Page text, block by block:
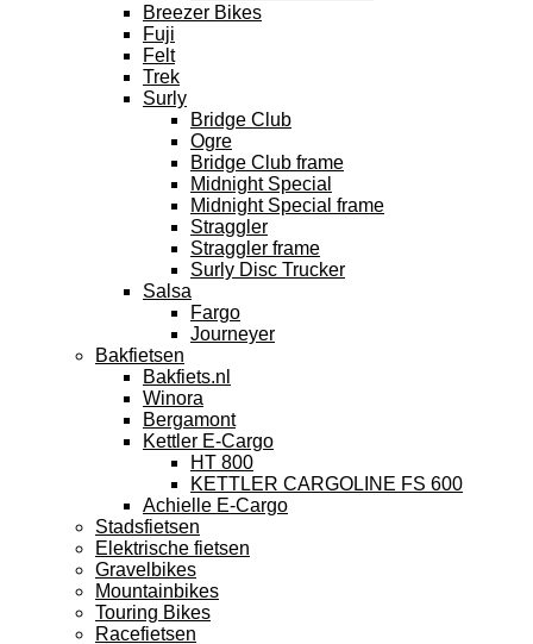
Breezer Bikes
Fuji
Felt
Trek
Surly
Bridge Club
Ogre
Bridge Club frame
Midnight Special
Midnight Special frame
Straggler
Straggler frame
Surly Disc Trucker
Salsa
Fargo
Journeyer
Bakfietsen
Bakfiets.nl
Winora
Bergamont
Kettler E-Cargo
HT 800
KETTLER CARGOLINE FS 600
Achielle E-Cargo
Stadsfietsen
Elektrische fietsen
Gravelbikes
Mountainbikes
Touring Bikes
Racefietsen